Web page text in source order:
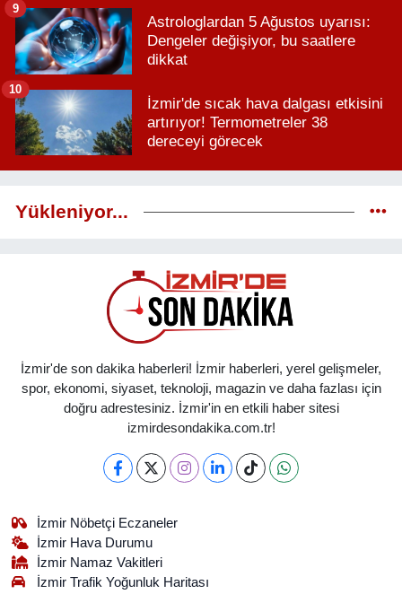
Astrologlardan 5 Ağustos uyarısı:
Dengeler değişiyor, bu saatlere
dikkat
9
İzmir'de sıcak hava dalgası etkisini
artırıyor! Termometreler 38
dereceyi görecek
10
Yükleniyor...
İzmir'de son dakika haberleri! İzmir haberleri, yerel gelişmeler,
spor, ekonomi, siyaset, teknoloji, magazin ve daha fazlası için
doğru adrestesiniz. İzmir'in en etkili haber sitesi
izmirdesondakika.com.tr!
İzmir Nöbetçi Eczaneler
İzmir Hava Durumu
İzmir Namaz Vakitleri
İzmir Trafik Yoğunluk Haritası